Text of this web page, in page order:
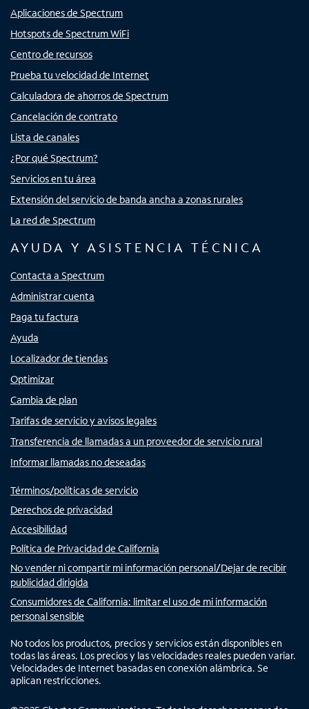
Aplicaciones de Spectrum
Hotspots de Spectrum WiFi
Centro de recursos
Prueba tu velocidad de Internet
Calculadora de ahorros de Spectrum
Cancelación de contrato
Lista de canales
¿Por qué Spectrum?
Servicios en tu área
Extensión del servicio de banda ancha a zonas rurales
La red de Spectrum
AYUDA Y ASISTENCIA TÉCNICA
Contacta a Spectrum
Administrar cuenta
Paga tu factura
Ayuda
Localizador de tiendas
Optimizar
Cambia de plan
Tarifas de servicio y avisos legales
Transferencia de llamadas a un proveedor de servicio rural
Informar llamadas no deseadas
Términos/políticas de servicio
Derechos de privacidad
Accesibilidad
Política de Privacidad de California
No vender ni compartir mi información personal/Dejar de recibir
publicidad dirigida
Consumidores de California: limitar el uso de mi información
personal sensible
No todos los productos, precios y servicios están disponibles en
todas las áreas. Los precios y las velocidades reales pueden variar.
Velocidades de Internet basadas en conexión alámbrica. Se
aplican restricciones.